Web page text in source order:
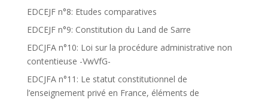
EDCEJF n°8: Etudes comparatives
EDCEJF n°9: Constitution du Land de Sarre
EDCJFA n°10: Loi sur la procédure administrative non
contentieuse -VwVfG-
EDCJFA n°11: Le statut constitutionnel de
l’enseignement privé en France, éléments de